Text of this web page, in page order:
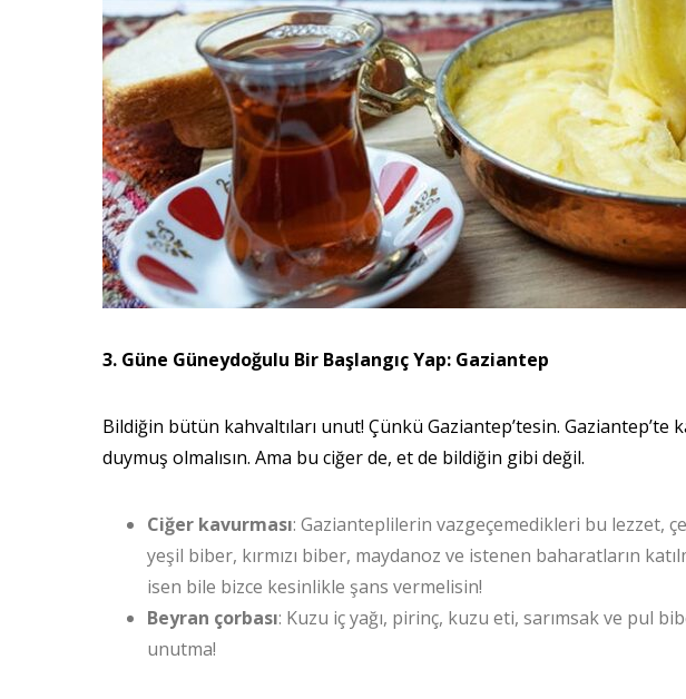
3. Güne Güneydoğulu Bir Başlangıç Yap: Gaziantep
Bildiğin bütün kahvaltıları unut! Çünkü Gaziantep’tesin. Gaziantep’te
duymuş olmalısın. Ama bu ciğer de, et de bildiğin gibi değil.
Ciğer kavurması: Gazianteplilerin vazgeçemedikleri bu lezzet,
yeşil biber, kırmızı biber, maydanoz ve istenen baharatların
isen bile bizce kesinlikle şans vermelisin!
Beyran çorbası: Kuzu iç yağı, pirinç, kuzu eti, sarımsak ve pul
unutma!